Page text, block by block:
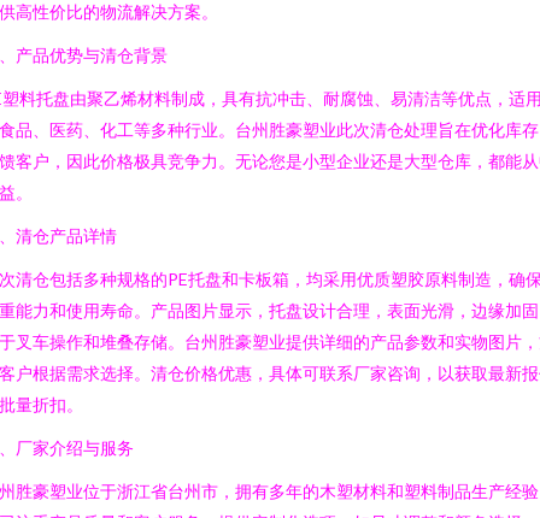
高性价比的物流解决方案。
产品优势与清仓背景
塑料托盘由聚乙烯材料制成，具有抗冲击、耐腐蚀、易清洁等优点，适
品、医药、化工等多种行业。台州胜豪塑业此次清仓处理旨在优化库
客户，因此价格极具竞争力。无论您是小型企业还是大型仓库，都能
。
清仓产品详情
清仓包括多种规格的PE托盘和卡板箱，均采用优质塑胶原料制造，确
能力和使用寿命。产品图片显示，托盘设计合理，表面光滑，边缘加
叉车操作和堆叠存储。台州胜豪塑业提供详细的产品参数和实物图片
户根据需求选择。清仓价格优惠，具体可联系厂家咨询，以获取最新
量折扣。
厂家介绍与服务
胜豪塑业位于浙江省台州市，拥有多年的木塑材料和塑料制品生产经